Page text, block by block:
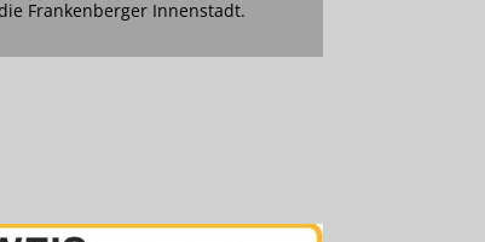
Frankenberger Innenstadt.